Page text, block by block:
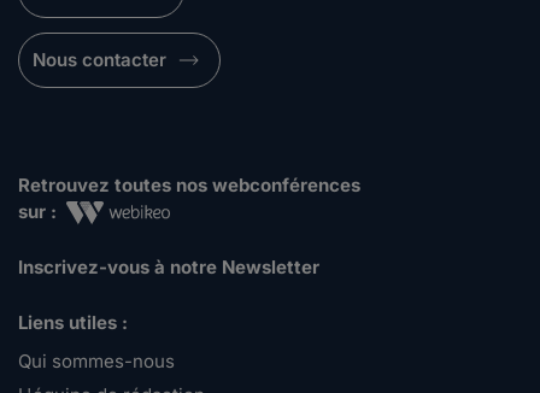
Nous contacter
Retrouvez toutes nos webconférences
sur :
Inscrivez-vous à notre Newsletter
Liens utiles :
Qui sommes-nous